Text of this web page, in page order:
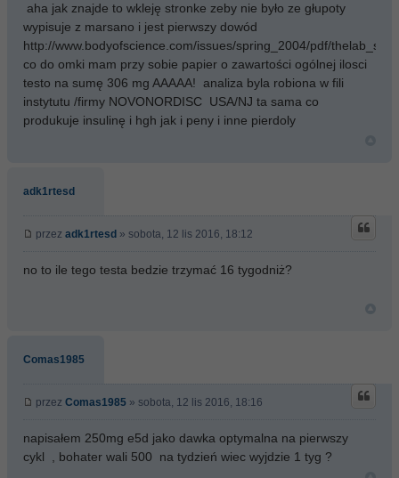
aha jak znajde to wkleję stronke zeby nie było ze głupoty
wypisuje z marsano i jest pierwszy dowód
http://www.bodyofscience.com/issues/spring_2004/pdf/
co do omki mam przy sobie papier o zawartości ogólnej ilosci
testo na sumę 306 mg AAAAA! analiza byla robiona w fili
instytutu /firmy NOVONORDISC USA/NJ ta sama co
produkuje insulinę i hgh jak i peny i inne pierdoly
adk1rtesd
przez adk1rtesd » sobota, 12 lis 2016, 18:12
no to ile tego testa bedzie trzymać 16 tygodniż?
Comas1985
przez Comas1985 » sobota, 12 lis 2016, 18:16
napisałem 250mg e5d jako dawka optymalna na pierwszy
cykl , bohater wali 500 na tydzień wiec wyjdzie 1 tyg ?